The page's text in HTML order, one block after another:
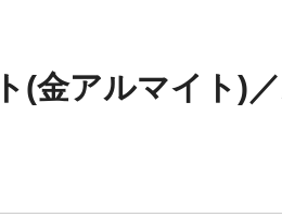
(金アルマイト)